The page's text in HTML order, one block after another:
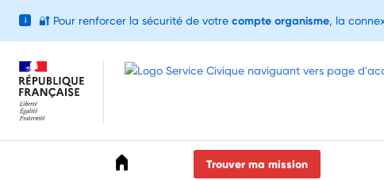
Trouver ma mission
i 🔐 Pour renforcer la sécurité de votre compte organisme, la